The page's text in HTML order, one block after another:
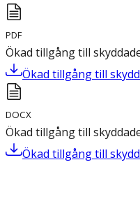
PDF
Ökad tillgång till
Ökad tillgång till
DOCX
Ökad tillgång till
Ökad tillgång till